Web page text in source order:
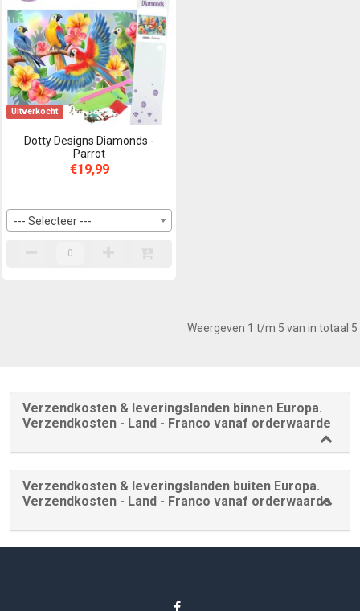
Uitverkocht
Dotty Designs Diamonds -
Parrot
€19,99
--- Selecteer ---
Weergeven 1 t/m 5 van in totaal 5
Verzendkosten & leveringslanden binnen Europa.
Verzendkosten - Land - Franco vanaf orderwaarde
Verzendkosten & leveringslanden buiten Europa.
Verzendkosten - Land - Franco vanaf orderwaarde